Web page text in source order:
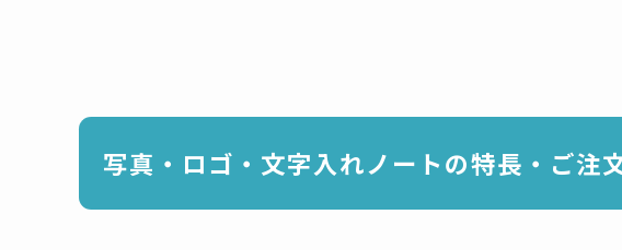
写真・ロゴ・文字入れノートの特長・ご注